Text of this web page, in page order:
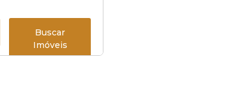
Buscar
Imóveis